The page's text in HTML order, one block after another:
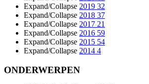
Expand/Collapse 2019 32
Expand/Collapse 2018 37
Expand/Collapse 2017 21
Expand/Collapse 2016 59
Expand/Collapse 2015 54
Expand/Collapse 2014 4
ONDERWERPEN